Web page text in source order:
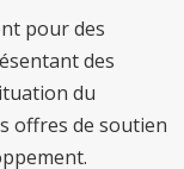
pour des
des
du
offres de soutien